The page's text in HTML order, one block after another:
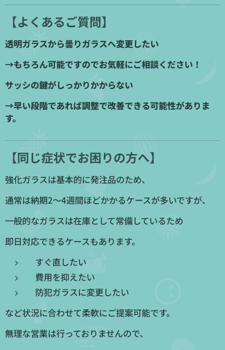
【よくあるご質問】
透明ガラスから曇りガラスへ変更したい
→もちろん可能ですのでお気軽にご相談ください！
サッシの鍵がしっかりかからない
→早い段階であれば調整で改善できる可能性がありま
す。
【同じ症状でお困りの方へ】
強化ガラスは基本的に発注品のため、
通常は納期2〜4週間ほどかかるケースが多いですが、
一般的なガラスは在庫として常備しているため
即日対応できるケースもあります。
すぐ直したい
費用を抑えたい
防犯ガラスに変更したい
など状況に合わせて柔軟にご提案可能です。
無理な営業は行っておりませんので、